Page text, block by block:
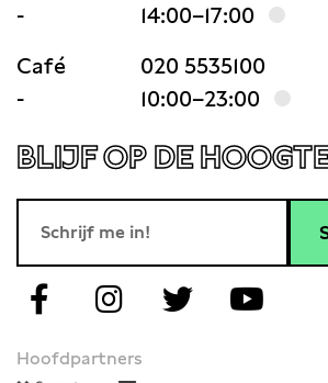
-
14:00–17:00
Café
020 5535100
-
10:00–23:00
BLIJF OP DE
Hoofdpartners